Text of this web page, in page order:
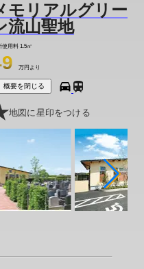
モリアルグリー
流山聖地
使用料 1.5㎡
万円より
概要を閉じる
地図に星印をつける